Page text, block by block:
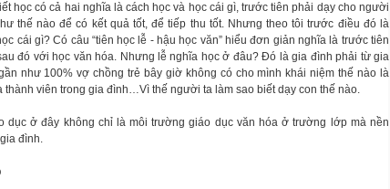
học có cả hai nghĩa là cách học và học cái gì, trước tiên phải dạy cho người
thế nào để có kết quả tốt, để tiếp thu tốt. Nhưng theo tôi trước điều đó là
cái gì? Có câu “tiên học lễ - hậu học văn” hiểu đơn giản nghĩa là trước tiên
đó với học văn hóa. Nhưng lễ nghĩa học ở đâu? Đó là gia đình phải từ gia
như 100% vợ chồng trẻ bây giờ không có cho mình khái niệm thế nào là
thành viên trong gia đình…Vì thế người ta làm sao biết dạy con thế nào.
dục ở đây không chỉ là môi trường giáo dục văn hóa ở trường lớp mà nền
đình.